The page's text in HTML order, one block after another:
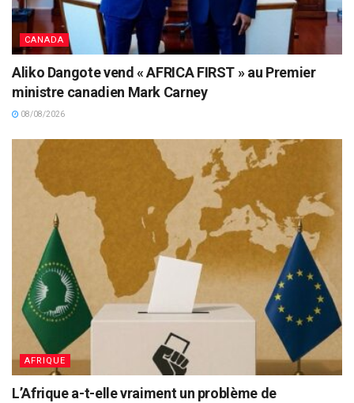
CANADA
Aliko Dangote vend « AFRICA FIRST » au Premier
ministre canadien Mark Carney
08/08/2026
AFRIQUE
L’Afrique a-t-elle vraiment un problème de